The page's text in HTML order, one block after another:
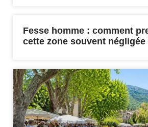
Fesse homme : comment
cette zone souvent